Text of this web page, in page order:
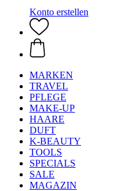
Konto erstellen
MARKEN
TRAVEL
PFLEGE
MAKE-UP
HAARE
DUFT
K-BEAUTY
TOOLS
SPECIALS
SALE
MAGAZIN